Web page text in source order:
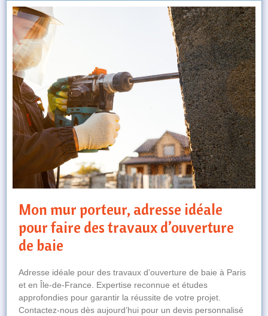
Mon mur porteur, adresse idéale
pour faire des travaux d’ouverture
de baie
Adresse idéale pour des travaux d’ouverture de baie à Paris
et en Île-de-France. Expertise reconnue et études
approfondies pour garantir la réussite de votre projet.
Contactez-nous dès aujourd’hui pour un devis personnalisé